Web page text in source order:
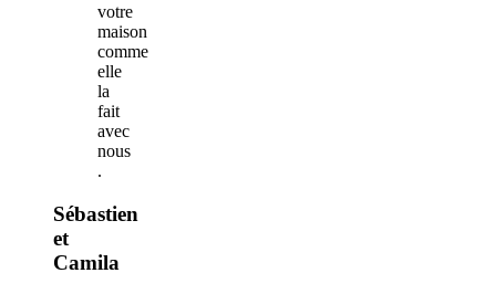
votre
maison
comme
elle
la
fait
avec
nous​
.
Sébastien
et
Camila